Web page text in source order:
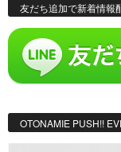
友だち追加で新着情報
OTONAMIE PUSH!!